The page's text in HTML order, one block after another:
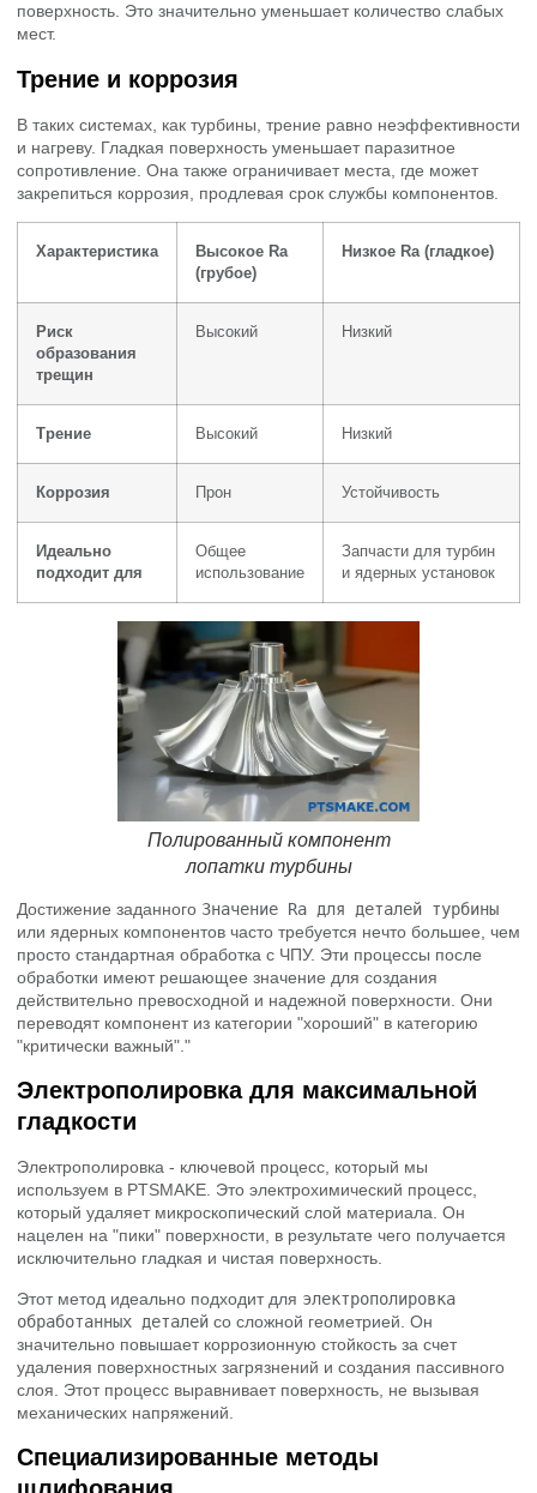
поверхность. Это значительно уменьшает количество слабых
мест.
Трение и коррозия
В таких системах, как турбины, трение равно неэффективности
и нагреву. Гладкая поверхность уменьшает паразитное
сопротивление. Она также ограничивает места, где может
закрепиться коррозия, продлевая срок службы компонентов.
Характеристика
Высокое Ra
(грубое)
Низкое Ra (гладкое)
Риск
образования
трещин
Высокий Низкий
Трение Высокий Низкий
Коррозия Прон Устойчивость
Идеально
подходит для
Общее
использование
Запчасти для турбин
и ядерных установок
Полированный компонент
лопатки турбины
Достижение заданного Значение Ra для деталей турбины
или ядерных компонентов часто требуется нечто большее, чем
просто стандартная обработка с ЧПУ. Эти процессы после
обработки имеют решающее значение для создания
действительно превосходной и надежной поверхности. Они
переводят компонент из категории "хороший" в категорию
"критически важный"."
Электрополировка для максимальной
гладкости
Электрополировка - ключевой процесс, который мы
используем в PTSMAKE. Это электрохимический процесс,
который удаляет микроскопический слой материала. Он
нацелен на "пики" поверхности, в результате чего получается
исключительно гладкая и чистая поверхность.
Этот метод идеально подходит для электрополировка
обработанных деталей со сложной геометрией. Он
значительно повышает коррозионную стойкость за счет
удаления поверхностных загрязнений и создания пассивного
слоя. Этот процесс выравнивает поверхность, не вызывая
механических напряжений.
Специализированные методы